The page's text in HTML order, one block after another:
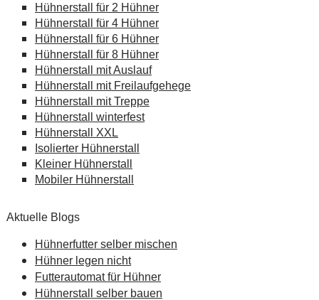
Hühnerstall für 2 Hühner
Hühnerstall für 4 Hühner
Hühnerstall für 6 Hühner
Hühnerstall für 8 Hühner
Hühnerstall mit Auslauf
Hühnerstall mit Freilaufgehege
Hühnerstall mit Treppe
Hühnerstall winterfest
Hühnerstall XXL
Isolierter Hühnerstall
Kleiner Hühnerstall
Mobiler Hühnerstall
Aktuelle Blogs
Hühnerfutter selber mischen
Hühner legen nicht
Futterautomat für Hühner
Hühnerstall selber bauen